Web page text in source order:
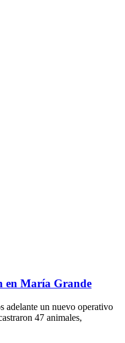
en María Grande
adelante un nuevo operativo
47 animales,